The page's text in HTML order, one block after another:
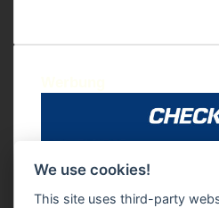
We use cookies!
This site uses third-party